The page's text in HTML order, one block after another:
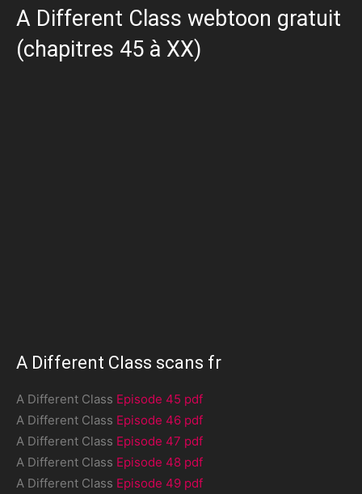
A Different Class webtoon gratuit
(chapitres 45 à XX)
A Different Class scans fr
A Different Class Episode 45 pdf
A Different Class Episode 46 pdf
A Different Class Episode 47 pdf
A Different Class Episode 48 pdf
A Different Class Episode 49 pdf